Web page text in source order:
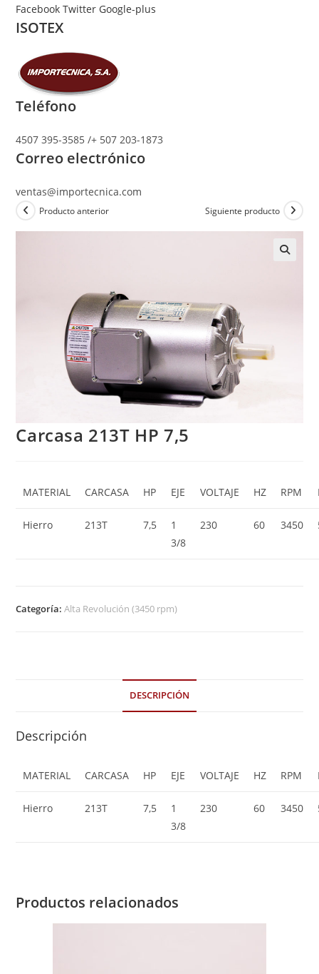
FacebookTwitter Google-plus
ISOTEX
Teléfono
4507 395-3585 /+ 507 203-1873
Correo electrónico
ventas@importecnica.com
Producto anterior Siguiente producto
Carcasa 213T HP 7,5
MATERIAL CARCASA HP EJE VOLTAJE HZ RPM
Hierro 213T 7,5
1
3/8
230 60 3450
Categoría:Alta Revolución (3450 rpm)
DESCRIPCIÓN
Descripción
MATERIAL CARCASA HP EJE VOLTAJE HZ RPM
Hierro 213T 7,5
1
3/8
230 60 3450
Productos relacionados